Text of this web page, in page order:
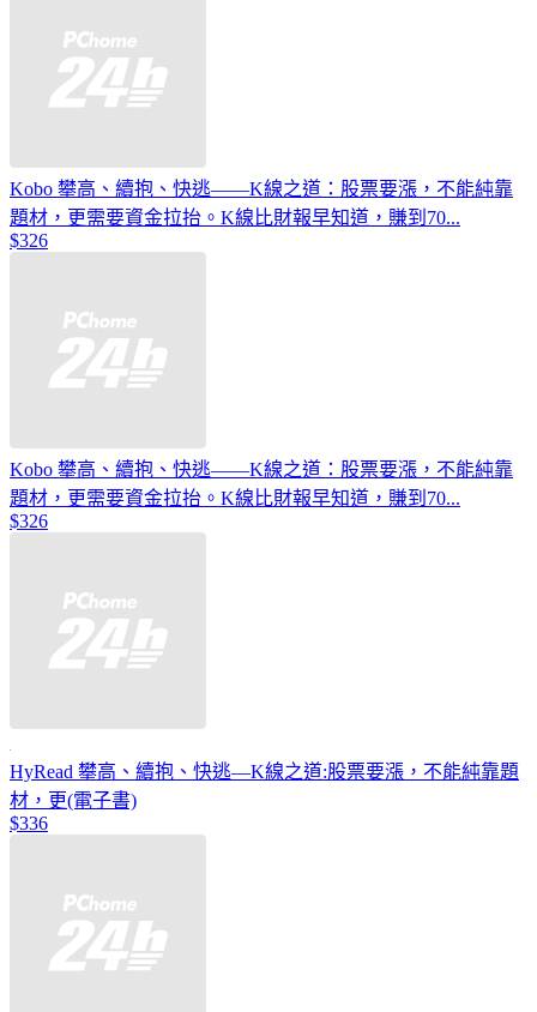
Kobo 攀高、續抱、快逃——K線之道：股票要漲，不能純靠
題材，更需要資金拉抬。K線比財報早知道，賺到70...
$326
Kobo 攀高、續抱、快逃——K線之道：股票要漲，不能純靠
題材，更需要資金拉抬。K線比財報早知道，賺到70...
$326
HyRead 攀高、續抱、快逃—K線之道:股票要漲，不能純靠題
材，更(電子書)
$336